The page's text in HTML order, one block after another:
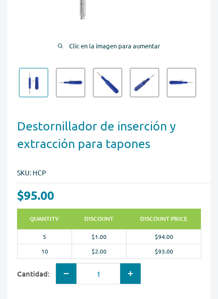
Clic en la imagen para aumentar
Destornillador de inserción y
extracción para tapones
SKU: HCP
$95.00
QUANTITY DISCOUNT DISCOUNT PRICE
5 $1.00
$94.00
10
$2.00 $93.00
Cantidad: